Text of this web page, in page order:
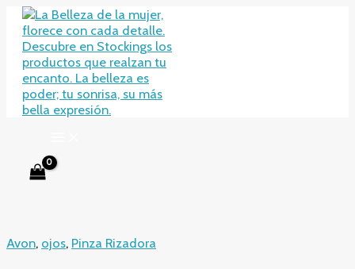
contenido
Avon, ojos, Pinza Rizadora